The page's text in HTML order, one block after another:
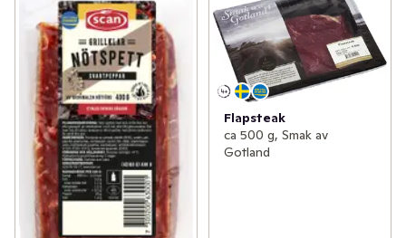
Flapsteak
ca 500 g, Smak av
Gotland